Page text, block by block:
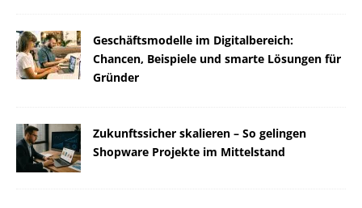
Geschäftsmodelle im Digitalbereich:
Chancen, Beispiele und smarte Lösungen für
Gründer
Zukunftssicher skalieren – So gelingen
Shopware Projekte im Mittelstand